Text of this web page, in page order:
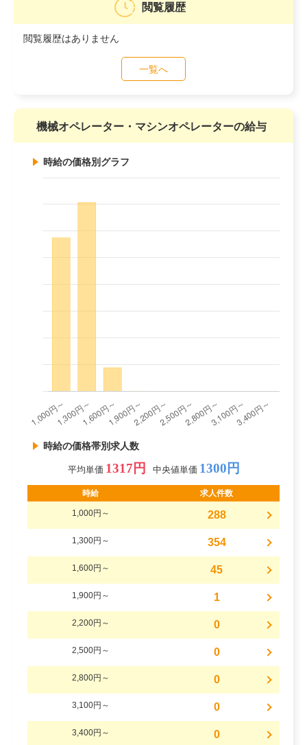
閲覧履歴
閲覧履歴はありません
一覧へ
機械オペレーター・マシンオペレーターの給与
時給の価格別グラフ
時給の価格帯別求人数
平均単価 1317円 中央値単価 1300円
時給 求人件数
1,000円～ 288
1,300円～ 354
1,600円～ 45
1,900円～ 1
2,200円～ 0
2,500円～ 0
2,800円～ 0
3,100円～ 0
3,400円～ 0